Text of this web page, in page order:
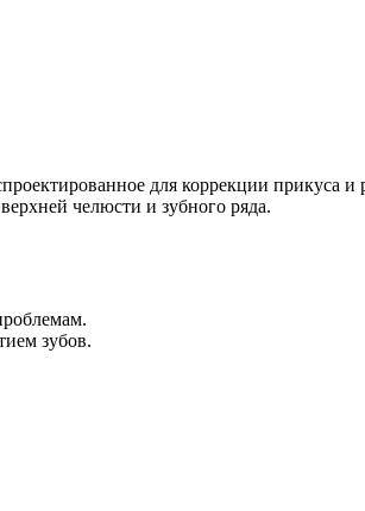
для коррекции прикуса
челюсти и зубного ряда.
зубов.